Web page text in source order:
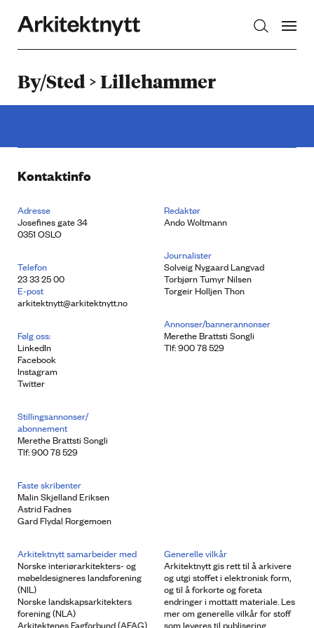
By/Sted > Lillehammer
Kontaktinfo
Adresse
Josefines gate 34
0351 OSLO
Telefon
23 33 25 00
E-post
arkitektnytt@arkitektnytt.no
Følg oss:
LinkedIn
Facebook
Instagram
Twitter
Redaktør
Ando Woltmann
Journalister
Solveig Nygaard Langvad
Torbjørn Tumyr Nilsen
Torgeir Holljen Thon
Annonser/bannerannonser
Merethe Brattsti Songli
Tlf: 900 78 529
Stillingsannonser/
abonnement
Merethe Brattsti Songli
Tlf: 900 78 529
Faste skribenter
Malin Skjelland Eriksen
Astrid Fadnes
Gard Flydal Rorgemoen
Arkitektnytt samarbeider med
Norske interiørarkitekters- og
møbeldesigneres landsforening
(NIL)
Norske landskapsarkitekters
forening (NLA)
Arkitektenes Fagforbund (AFAG)
Generelle vilkår
Arkitektnytt gis rett til å arkivere
og utgi stoffet i elektronisk form,
og til å forkorte og foreta
endringer i mottatt materiale. Les
mer om generelle vilkår for stoff
som leveres til publisering.